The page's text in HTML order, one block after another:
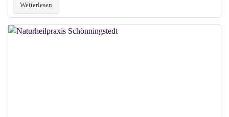
Weiterlesen